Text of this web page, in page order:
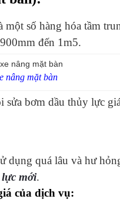
một số hàng hóa tầm
đến 1m5.
nâng mặt bàn
bơm dầu thủy lực
dụng quá lâu và hư
mới.
của dịch vụ: